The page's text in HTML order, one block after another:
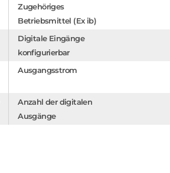
Zugehöriges
Betriebsmittel (Ex ib)
Digitale Eingänge
konfigurierbar
Ausgangsstrom
Anzahl der digitalen
Ausgänge